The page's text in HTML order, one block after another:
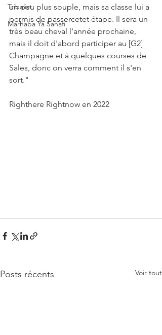
Tribalist
Marhaba Ya Sanafi
un peu plus souple, mais sa classe lui a
permis de passercetet étape. Il sera un
très beau cheval l'année prochaine,
mais il doit d'abord participer au [G2]
Champagne et à quelques courses de
Sales, donc on verra comment il s'en
sort."
Righthere Rightnow en 2022
Posts récents Voir tout